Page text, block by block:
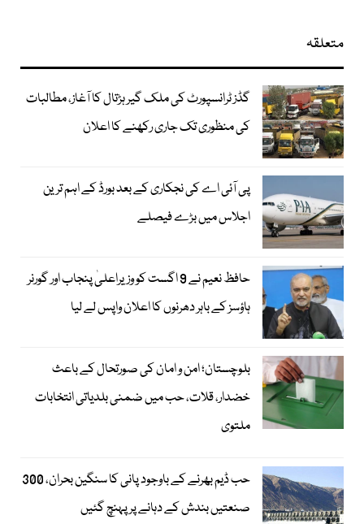
متعلقہ
گڈز ٹرانسپورٹ کی ملک گیر ہڑتال کا آغاز، مطالبات
کی منظوری تک جاری رکھنے کا اعلان
پی آئی اے کی نجکاری کے بعد بورڈ کے اہم ترین
اجلاس میں بڑے فیصلے
حافظ نعیم نے 9 اگست کو وزیراعلیٰ پنجاب اور گورنر
ہاؤسز کے باہر دھرنوں کا اعلان واپس لے لیا
بلوچستان؛ امن و امان کی صورتحال کے باعث
خضدار، قلات، حب میں ضمنی بلدیاتی انتخابات
ملتوی
حب ڈیم بھرنے کے باوجود پانی کا سنگین بحران، 300
صنعتیں بندش کے دہانے پر پہنچ گئیں